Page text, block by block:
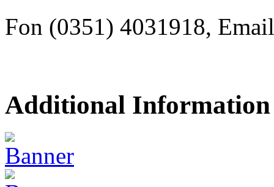
Fon (0351) 4031918,
Additional Information